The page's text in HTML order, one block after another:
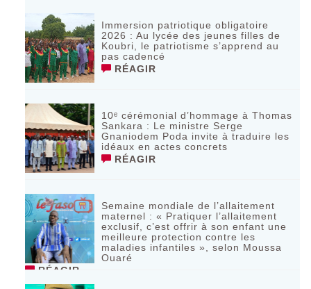
Immersion patriotique obligatoire
2026 : Au lycée des jeunes filles de
Koubri, le patriotisme s’apprend au
pas cadencé
RÉAGIR
10ᵉ cérémonial d’hommage à Thomas
Sankara : Le ministre Serge
Gnaniodem Poda invite à traduire les
idéaux en actes concrets
RÉAGIR
Semaine mondiale de l’allaitement
maternel : « Pratiquer l’allaitement
exclusif, c’est offrir à son enfant une
meilleure protection contre les
maladies infantiles », selon Moussa
Ouaré
RÉAGIR